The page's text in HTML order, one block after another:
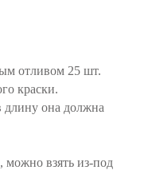
отливом 25 шт.
краски.
длину она должна
можно взять из-под